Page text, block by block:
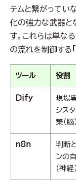
テムと繋がってい
化の強力な武器
す。これらは単な
の流れを制御する
ツール 役割
Dify
現場
シス
築（脳
n8n
判断
ンの
（神経